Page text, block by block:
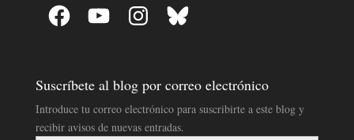
Facebook YouTube InstagramBluesky
Suscríbete al blog por correo electrónico
Introduce tu correo electrónico para suscribirte a este blog y
recibir avisos de nuevas entradas.